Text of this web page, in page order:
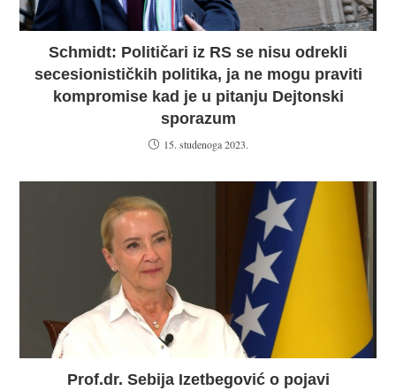
Schmidt: Političari iz RS se nisu odrekli
secesionističkih politika, ja ne mogu praviti
kompromise kad je u pitanju Dejtonski
sporazum
15. studenoga 2023.
Prof.dr. Sebija Izetbegović o pojavi